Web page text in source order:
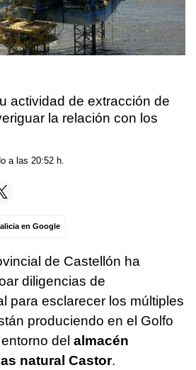
actividad de extracción de
la relación con los
a las 20:52 h.
en Google
de Castellón ha
diligencias de
para esclarecer los múltiples
produciendo en el Golfo
del almacén
natural Castor.